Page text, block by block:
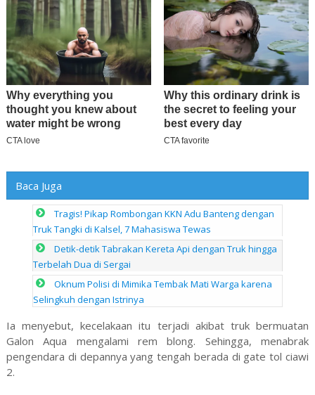
Baca Juga
Tragis! Pikap Rombongan KKN Adu Banteng dengan
Truk Tangki di Kalsel, 7 Mahasiswa Tewas
Detik-detik Tabrakan Kereta Api dengan Truk hingga
Terbelah Dua di Sergai
Oknum Polisi di Mimika Tembak Mati Warga karena
Selingkuh dengan Istrinya
Ia menyebut, kecelakaan itu terjadi akibat truk bermuatan
Galon Aqua mengalami rem blong. Sehingga, menabrak
pengendara di depannya yang tengah berada di gate tol ciawi
2.